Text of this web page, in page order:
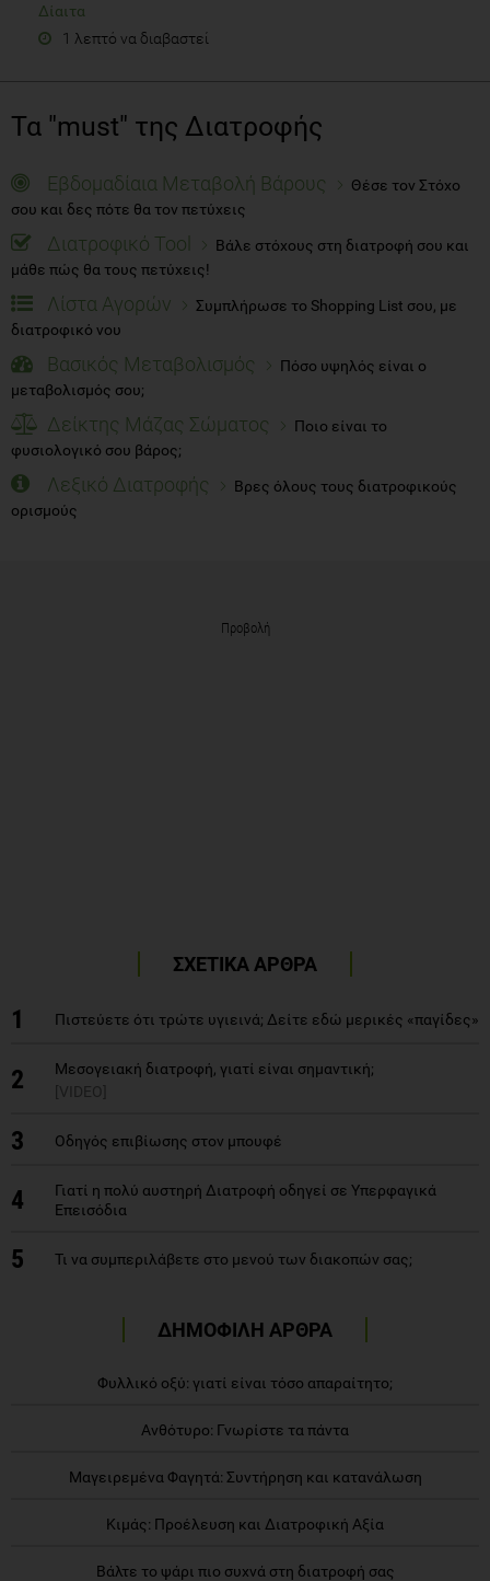
Δίαιτα
1 λεπτό να διαβαστεί
Τα "must" της Διατροφής
Εβδομαδίαια Μεταβολή Βάρους
Θέσε τον Στόχο
σου και δες πότε θα τον πετύχεις
Διατροφικό Tool
Βάλε στόχους στη διατροφή σου και
μάθε πώς θα τους πετύχεις!
Λίστα Αγορών
Συμπλήρωσε το Shopping List σου, με
διατροφικό νου
Βασικός Μεταβολισμός
Πόσο υψηλός είναι ο
μεταβολισμός σου;
Δείκτης Μάζας Σώματος
Ποιο είναι το
φυσιολογικό σου βάρος;
Λεξικό Διατροφής
Βρες όλους τους διατροφικούς
ορισμούς
Προβολή
ΣΧΕΤΙΚΑ ΑΡΘΡΑ
1 Πιστεύετε ότι τρώτε υγιεινά; Δείτε εδώ μερικές «παγίδες»
2
Μεσογειακή διατροφή, γιατί είναι σημαντική;
[VIDEO]
3 Οδηγός επιβίωσης στον μπουφέ
4
Γιατί η πολύ αυστηρή Διατροφή οδηγεί σε Υπερφαγικά
Επεισόδια
5 Τι να συμπεριλάβετε στο μενού των διακοπών σας;
ΔΗΜΟΦΙΛΗ ΑΡΘΡΑ
Φυλλικό οξύ: γιατί είναι τόσο απαραίτητο;
Ανθότυρο: Γνωρίστε τα πάντα
Μαγειρεμένα Φαγητά: Συντήρηση και κατανάλωση
Κιμάς: Προέλευση και Διατροφική Αξία
Βάλτε το ψάρι πιο συχνά στη διατροφή σας